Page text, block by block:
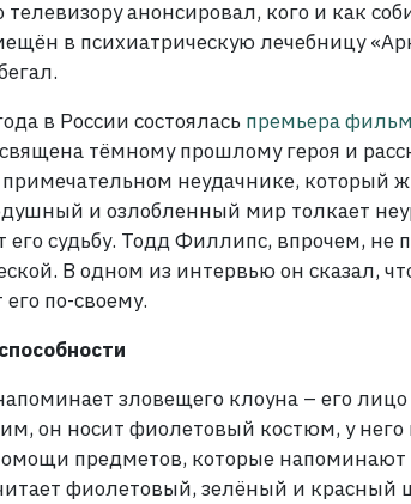
анонсировал, кого и как
в психиатрическую лечебницу
в России состоялась премьера
тёмному прошлому героя и
неудачнике, который
и озлобленный мир толкает
судьбу. Тодд Филлипс, впрочем, не
В одном из интервью он сказал,
по-своему.
зловещего клоуна – его
он носит фиолетовый костюм, у него
предметов, которые
фиолетовый, зелёный и красный